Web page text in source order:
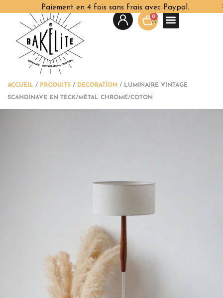
Paiement en 4 fois sans frais avec Paypal.
0
ACCUEIL / PRODUITS / DÉCORATION / LUMINAIRE VINTAGE
SCANDINAVE EN TECK/MÉTAL CHROMÉ/COTON